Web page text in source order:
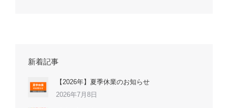
新着記事
【2026年】夏季休業のお知らせ
2026年7月8日